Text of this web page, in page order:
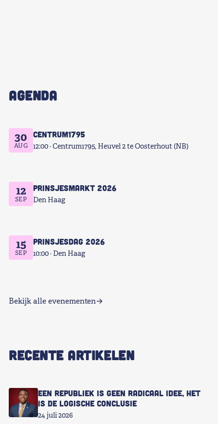
AGENDA
30
AUG
Centrum1795
12:00 Centrum1795, Heuvel 2 te Oosterhout (NB)
12
SEP
Prinsjesmarkt 2026
Den Haag
15
SEP
Prinsjesdag 2026
10:00 Den Haag
Bekijk alle evenementen
RECENTE ARTIKELEN
Een republiek is geen radicaal idee, het
is de logische conclusie
24 juli 2026